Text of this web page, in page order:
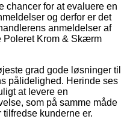
chancer for at evaluere en
og derfor er det
anmeldelser af
Poleret Krom & Skærm
grad gode løsninger til
pålidelighed. Herinde ses
at levere en
som på samme måde
tilfredse kunderne er.